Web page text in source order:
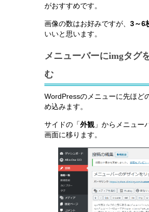
がおすすめです。
画像の数はお好みですが、 3～6
いいと思います。
メニューバーにimgタグ
む
WordPressのメニューに先ほど
め込みます。
サイドの「外観」からメニュー
画面に移ります。